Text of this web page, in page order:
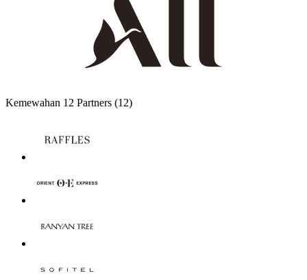
Kemewahan 12 Partners (12)